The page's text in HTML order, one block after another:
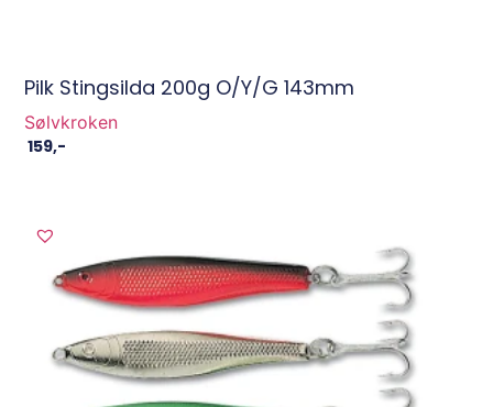
Pilk Stingsilda 200g O/Y/G 143mm
Sølvkroken
159,-